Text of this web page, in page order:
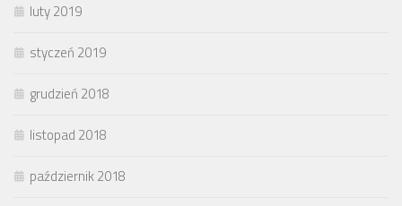
luty 2019
styczeń 2019
grudzień 2018
listopad 2018
październik 2018